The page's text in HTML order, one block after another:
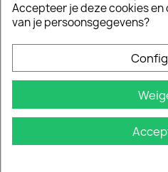
Specifieke referenties
Vergelijkbare en
Accepteer je deze cookies
van je persoonsgegevens?